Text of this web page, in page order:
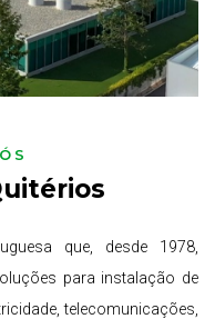
que, desde 1978,
para instalação de
telecomunicações,